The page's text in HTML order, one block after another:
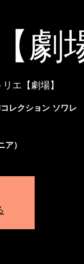
劇
エ【劇場】
レクション ソワレ
）